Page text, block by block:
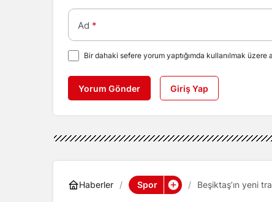
Ad *
Bir dahaki sefere yorum yaptığımda kullanılmak
Yorum Gönder Giriş Yap
Haberler Spor Beşiktaş’ın yeni